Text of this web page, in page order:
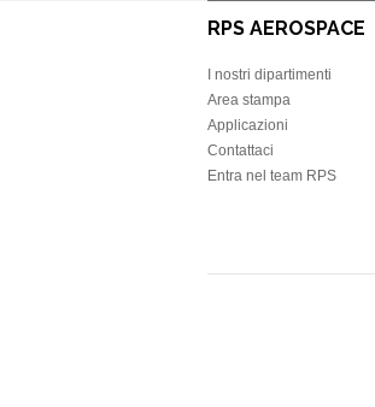
RPS AEROSPACE
I nostri dipartimenti
Area stampa
Applicazioni
Contattaci
Entra nel team RPS